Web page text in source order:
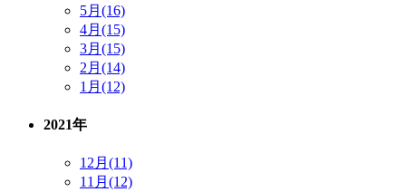
5月(16)
4月(15)
3月(15)
2月(14)
1月(12)
2021年
12月(11)
11月(12)